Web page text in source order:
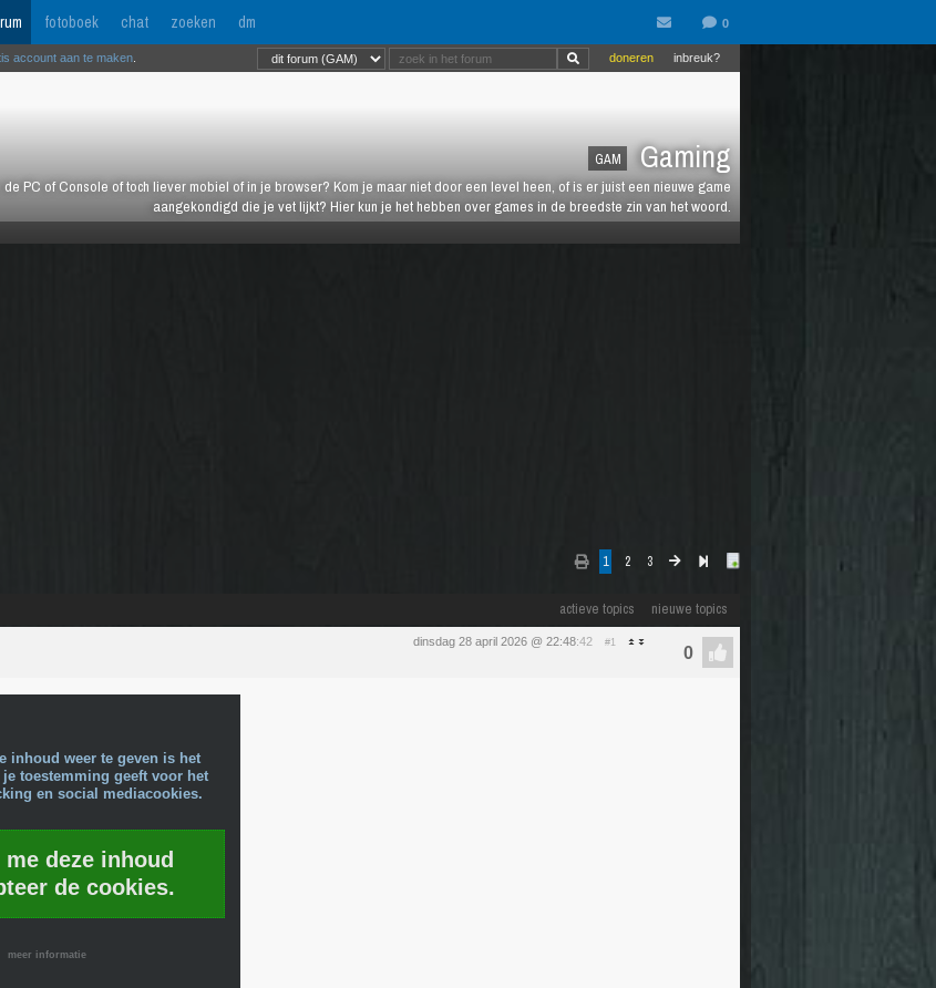
fotoboek chat zoeken dm
GAM Gaming
de PC of Console of toch liever mobiel of in je browser? Kom je maar niet door een level heen, of is er juist een nieuwe game
aangekondigd die je vet lijkt? Hier kun je het hebben over games in de breedste zin van het woord.
inbreuk?
doneren
account aan te maken
1 2 3
actieve topics nieuwe topics
dinsdag 28 april 2026 @ 22:48:42 #1
inhoud weer te geven is het
toestemming geeft voor het
en social mediacookies.
deze inhoud
de cookies.
meer informatie